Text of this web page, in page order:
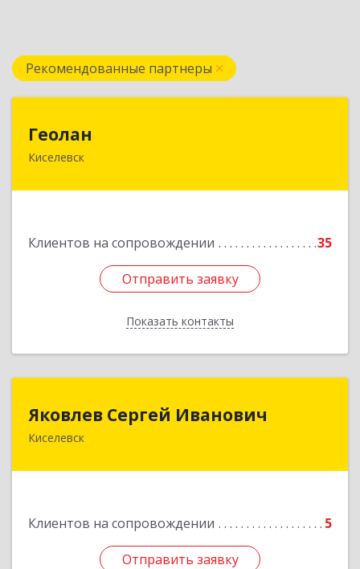
Рекомендованные партнеры
Геолан
Киселевск
Клиентов на сопровождении 35
Отправить заявку
Показать контакты
Отправить заявку
Назад
Яковлев Сергей Иванович
Киселевск
Клиентов на сопровождении 5
Отправить заявку
Яковлев Сергей Иванович
650002, Кемеровская обл, г.Кемерово, пр-т
Отправить заявку